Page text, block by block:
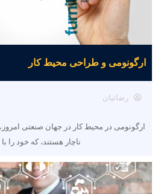
ارگونومی و طراحی محیط کار
رضائیان
ارگونومی در محیط کار در جهان صنعتی امروز،
ناچار هستند، که خود را با